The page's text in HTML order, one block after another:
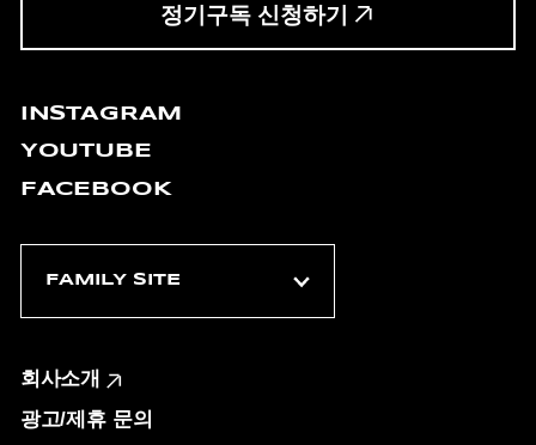
정기구독 신청하기
INSTAGRAM
YOUTUBE
FACEBOOK
회사소개
광고/제휴 문의